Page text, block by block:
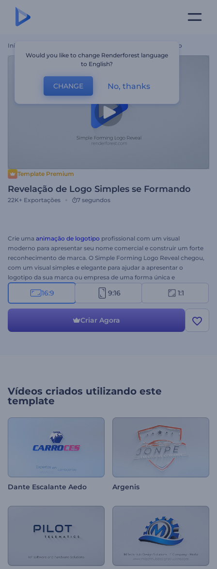
Início Revelação De Logo Simples Se Formando
Template Premium
Revelação de Logo Simples se Formando
22K+ Exportações 7 segundos
Crie uma animação de logotipo profissional com um visual
moderno para apresentar seu nome comercial e construir um forte
reconhecimento de marca. O Simple Forming Logo Reveal chegou,
com um visual simples e elegante para ajudar a apresentar o
logotipo da sua marca ou empresa de uma forma única e
contemporânea para o seu público-alvo. É tudo o que você precisa
para se comunicar com seus clientes em potencial e garantir que
alguns minutos para enviar seu logotipo e digitar sua frase de efeito
para obter uma abertura de logotipo com animação profissional.
16:9 9:16 1:1
Criar Agora
Vídeos criados utilizando este
template
Dante Escalante Aedo Argenis
Would you like to change Renderforest language
to English?
CHANGE No, thanks